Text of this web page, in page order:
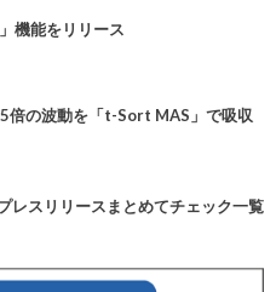
機能をリリース
倍の波動を「t-Sort MAS」で吸収
レスリリースまとめてチェック一覧